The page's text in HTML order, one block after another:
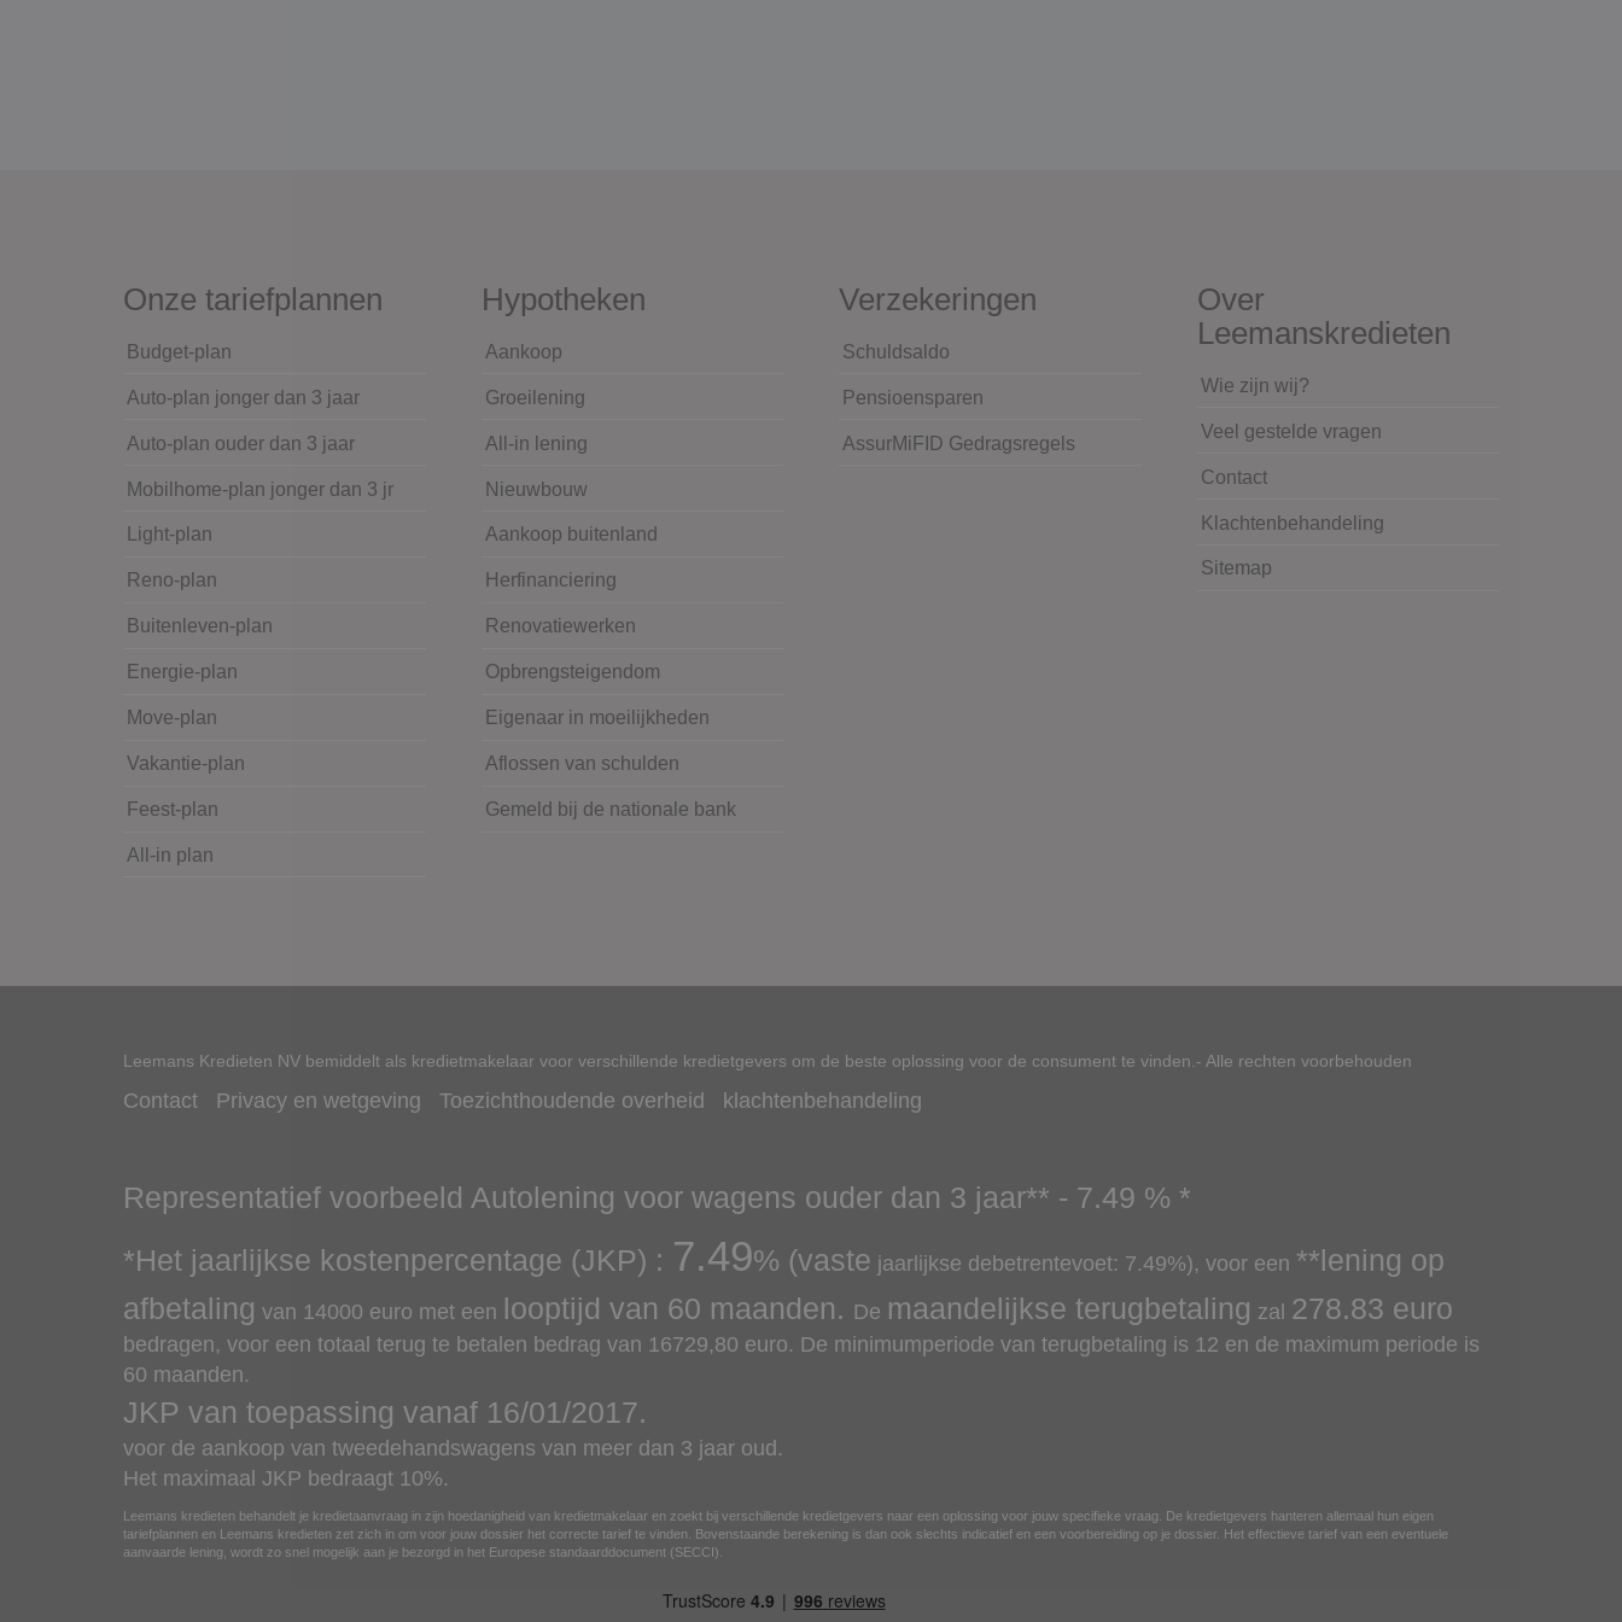
Onze tariefplannen
Budget-plan
Auto-plan jonger dan 3 jaar
Auto-plan ouder dan 3 jaar
Mobilhome-plan jonger dan 3 jr
Light-plan
Reno-plan
Buitenleven-plan
Energie-plan
Move-plan
Vakantie-plan
Feest-plan
All-in plan
Hypotheken
Aankoop
Groeilening
All-in lening
Nieuwbouw
Aankoop buitenland
Herfinanciering
Renovatiewerken
Opbrengsteigendom
Eigenaar in moeilijkheden
Aflossen van schulden
Gemeld bij de nationale bank
Verzekeringen
Schuldsaldo
Pensioensparen
AssurMiFID Gedragsregels
Over
Leemanskredieten
Wie zijn wij?
Veel gestelde vragen
Contact
Klachtenbehandeling
Sitemap
Leemans Kredieten NV bemiddelt als kredietmakelaar voor verschillende kredietgevers om de beste oplossing voor de consument te vinden.- Alle rechten voorbehouden
Contact Privacy en wetgeving Toezichthoudende overheid klachtenbehandeling
Representatief voorbeeld Autolening voor wagens ouder dan 3 jaar** - 7.49 % *
*Het jaarlijkse kostenpercentage (JKP) : 7.49% (vaste jaarlijkse debetrentevoet: 7.49%), voor een **lening op
afbetaling van 14000 euro met een looptijd van 60 maanden. De maandelijkse terugbetaling zal 278.83 euro
bedragen, voor een totaal terug te betalen bedrag van 16729,80 euro. De minimumperiode van terugbetaling is 12 en de maximum periode is
60 maanden.
JKP van toepassing vanaf 16/01/2017.
voor de aankoop van tweedehandswagens van meer dan 3 jaar oud.
Het maximaal JKP bedraagt 10%.
Leemans kredieten behandelt je kredietaanvraag in zijn hoedanigheid van kredietmakelaar en zoekt bij verschillende kredietgevers naar een oplossing voor jouw specifieke vraag. De kredietgevers hanteren allemaal hun eigen
tariefplannen en Leemans kredieten zet zich in om voor jouw dossier het correcte tarief te vinden. Bovenstaande berekening is dan ook slechts indicatief en een voorbereiding op je dossier. Het effectieve tarief van een eventuele
aanvaarde lening, wordt zo snel mogelijk aan je bezorgd in het Europese standaarddocument (SECCI).